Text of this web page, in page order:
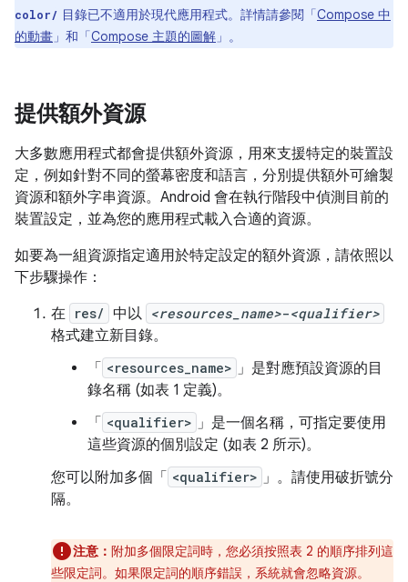
color/ 目錄已不適用於現代應用程式。詳情請參閱「Compose 中
的動畫 」和「Compose 主題的圖解 」。
提供額外資源
大多數應用程式都會提供額外資源，用來支援特定的裝置設
定，例如針對不同的螢幕密度和語言，分別提供額外可繪製
資源和額外字串資源。Android 會在執行階段中偵測目前的
裝置設定，並為您的應用程式載入合適的資源。
如要為一組資源指定適用於特定設定的額外資源，請依照以
下步驟操作：
在 res/ 中以 <resources_name>-<qualifier>
格式建立新目錄。
「
<resources_name> 」 是對應預設資源的目
錄名稱 (如表 1 定義)。
「
<qualifier> 」 是一個名稱，可指定要使用
這些資源的個別設定 (如表 2 所示)。
您可以附加多個「
<qualifier> 」 。請使用破折號分
隔。
注意： 附加多個限定詞時，您必須按照表 2 的順序排列這
些限定詞。如果限定詞的順序錯誤，系統就會忽略資源。